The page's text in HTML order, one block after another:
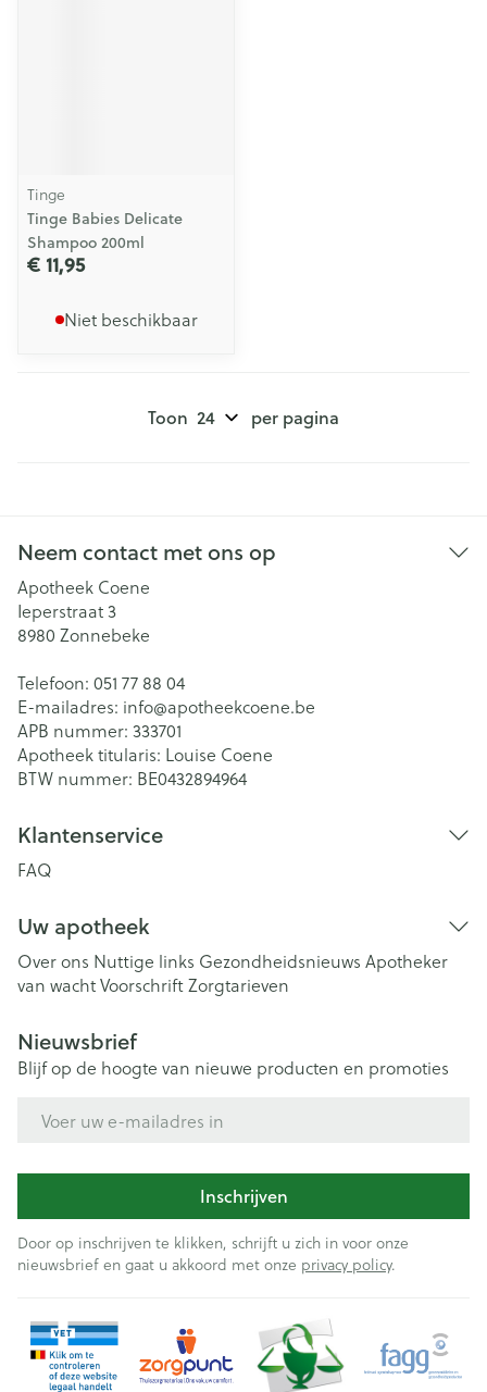
Tinge
Tinge Babies Delicate
Shampoo 200ml
€ 11,95
Niet beschikbaar
Toon per pagina
Neem contact met ons op
Apotheek Coene
Ieperstraat 3
8980 Zonnebeke
Telefoon: 051 77 88 04
E-mailadres: info@apotheekcoene.be
APB nummer: 333701
Apotheek titularis: Louise Coene
BTW nummer: BE0432894964
Klantenservice
FAQ
Uw apotheek
Over ons Nuttige links Gezondheidsnieuws Apotheker
van wachtVoorschriftZorgtarieven
Nieuwsbrief
Blijf op de hoogte van nieuwe producten en promoties
Inschrijven
Door op inschrijven te klikken, schrijft u zich in voor onze
nieuwsbrief en gaat u akkoord met onze privacy policy.